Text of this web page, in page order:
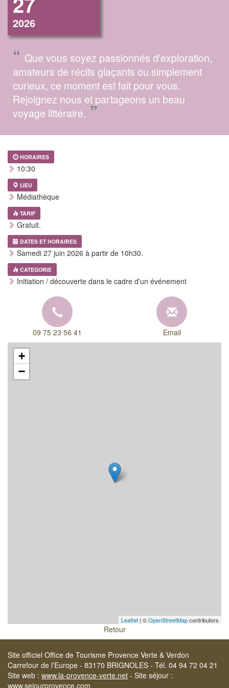
2026
“ Que vous soyez passionnés d'exploration,
amateurs de récits glaçants ou simplement
curieux, ce moment est fait pour vous.
Rejoignez nous et partageons un beau
voyage littéraire. ”
HORAIRES
10:30
LIEU
Médiathèque
TARIF
Gratuit.
DATES ET HORAIRES
Samedi 27 juin 2026 à partir de 10h30.
CATEGORIE
Initiation / découverte dans le cadre d'un événement
09 75 23 56 41 Email
+
−
Leaflet | ©OpenStreetMapcontributors
Retour
Site officiel Office de Tourisme Provence Verte & Verdon
Carrefour de l'Europe - 83170 BRIGNOLES - Tél. 04 94 72 04 21
Site web : www.la-provence-verte.net - Site séjour :
www.sejourprovence.com